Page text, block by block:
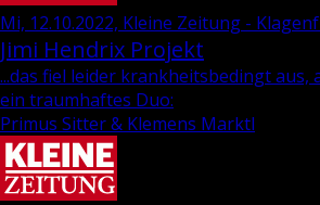
Mi, 12.10.2022, Kleine Zeitung -
Jimi Hen­d­rix Pro­jekt
...das fiel leider krankheitsbedingt aus,
ein traumhaftes Duo:
Primus Sitter & Klemens Marktl